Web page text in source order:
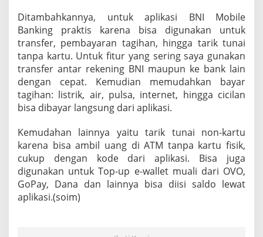
Ditambahkannya, untuk aplikasi BNI Mobile
Banking praktis karena bisa digunakan untuk
transfer, pembayaran tagihan, hingga tarik tunai
tanpa kartu. Untuk fitur yang sering saya gunakan
transfer antar rekening BNI maupun ke bank lain
dengan cepat. Kemudian memudahkan bayar
tagihan: listrik, air, pulsa, internet, hingga cicilan
bisa dibayar langsung dari aplikasi.
Kemudahan lainnya yaitu tarik tunai non-kartu
karena bisa ambil uang di ATM tanpa kartu fisik,
cukup dengan kode dari aplikasi. Bisa juga
digunakan untuk Top-up e-wallet muali dari OVO,
GoPay, Dana dan lainnya bisa diisi saldo lewat
aplikasi.(soim)